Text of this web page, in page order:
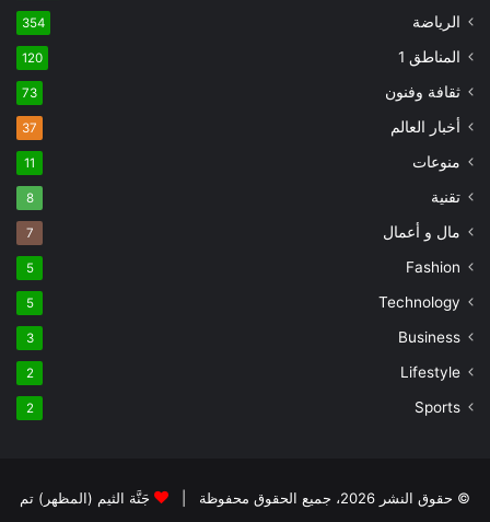
الرياضة 354
المناطق 1 120
ثقافة وفنون 73
أخبار العالم 37
منوعات 11
تقنية 8
مال و أعمال 7
Fashion
5
Technology
5
Business
3
Lifestyle
2
Sports
2
© حقوق النشر 2026، جميع الحقوق محفوظة | جَنَّة الثيم (المظهر) تم